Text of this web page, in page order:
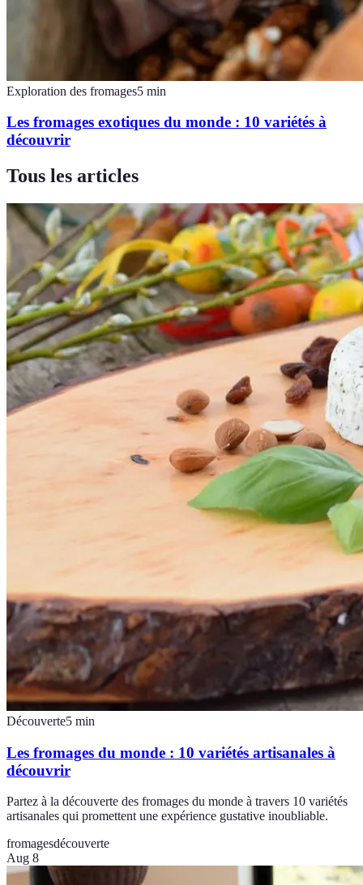
Exploration des fromages5 min
Les fromages exotiques du monde : 10 variétés à
découvrir
Tous les articles
Découverte5 min
Les fromages du monde : 10 variétés artisanales à
découvrir
Partez à la découverte des fromages du monde à travers 10 variétés
artisanales qui promettent une expérience gustative inoubliable.
fromagesdécouverte
Aug 8